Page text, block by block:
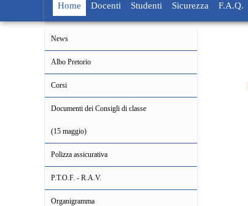
Home Docenti Studenti Sicurezza F.A.Q.
News
Albo Pretorio
Corsi
Documenti dei Consigli di classe
(15 maggio)
Polizza assicurativa
P.T.O.F. - R.A.V.
Organigramma